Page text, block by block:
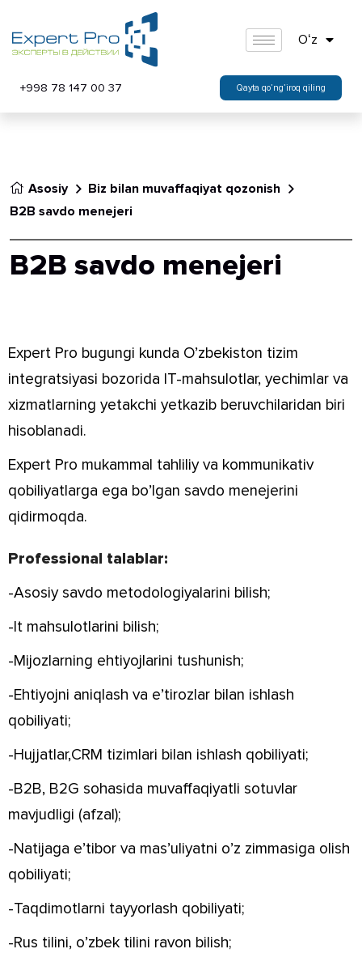
Oʻz
+998 78 147 00 37 Qayta qo’ng’iroq qiling
Asosiy
Biz bilan muvaffaqiyat qozonish
B2B savdo menejeri
B2B savdo menejeri
Expert Pro bugungi kunda O’zbekiston tizim
integratsiyasi bozorida IT-mahsulotlar, yechimlar va
xizmatlarning yetakchi yetkazib beruvchilaridan biri
hisoblanadi.
Expert Pro mukammal tahliliy va kommunikativ
qobiliyatlarga ega bo’lgan savdo menejerini
qidirmoqda.
Professional talablar:
-Asosiy savdo metodologiyalarini bilish;
-It mahsulotlarini bilish;
-Mijozlarning ehtiyojlarini tushunish;
-Ehtiyojni aniqlash va e’tirozlar bilan ishlash
qobiliyati;
-Hujjatlar,CRM tizimlari bilan ishlash qobiliyati;
-B2B, B2G sohasida muvaffaqiyatli sotuvlar
mavjudligi (afzal);
-Natijaga e’tibor va mas’uliyatni o’z zimmasiga olish
qobiliyati;
-Taqdimotlarni tayyorlash qobiliyati;
-Rus tilini, o’zbek tilini ravon bilish;